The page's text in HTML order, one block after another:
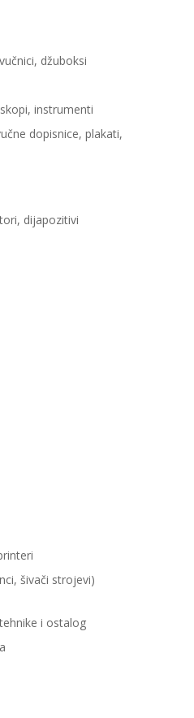
džuboksi
instrumenti
dopisnice, plakati,
dijapozitivi
šivači strojevi)
i ostalog